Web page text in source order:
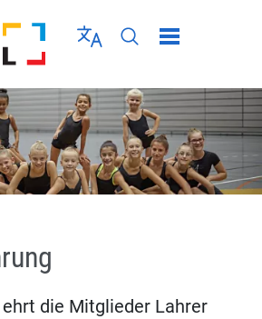
Sprache wählen
Seiten-Suche
Menü schließen
die Mitglieder Lahrer